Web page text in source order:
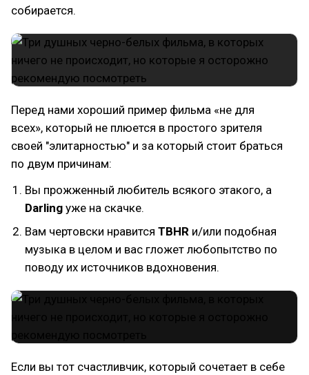
собирается.
Перед нами хороший пример фильма «не для
всех», который не плюется в простого зрителя
своей "элитарностью" и за который стоит браться
по двум причинам:
Вы прожженный любитель всякого этакого, а
Darling уже на скачке.
Вам чертовски нравится TBHR и/или подобная
музыка в целом и вас гложет любопытство по
поводу их источников вдохновения.
Если вы тот счастливчик, который сочетает в себе